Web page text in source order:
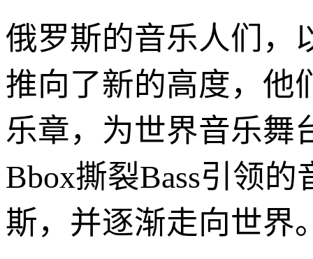
俄罗斯的音乐人们，
推向了新的高度，他
乐章，为世界音乐舞
Bbox撕裂Bass引领
斯，并逐渐走向世界